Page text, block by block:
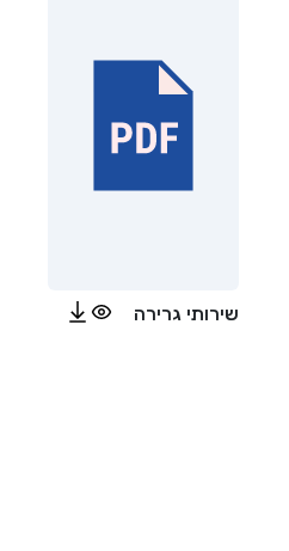
שירותי גרירה